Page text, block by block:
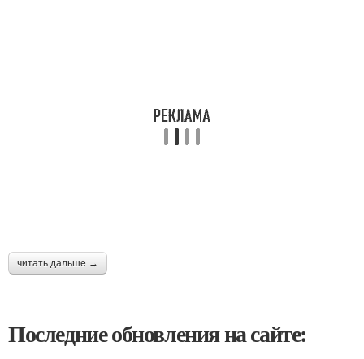
читать дальше →
Последние обновления на сайте: